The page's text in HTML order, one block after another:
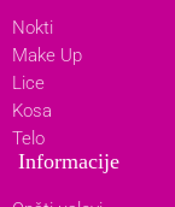
Nokti
Make Up
Lice
Kosa
Telo
Informacije